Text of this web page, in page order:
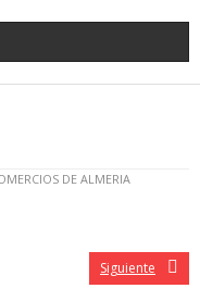
DE ALMERIA
Siguiente